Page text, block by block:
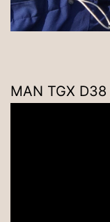
MAN TGX D38